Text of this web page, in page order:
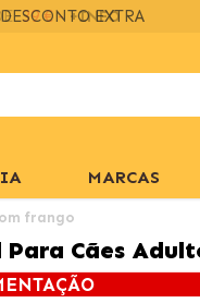
EXTRA
MARCAS
frango
Cães